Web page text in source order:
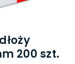
200 szt.